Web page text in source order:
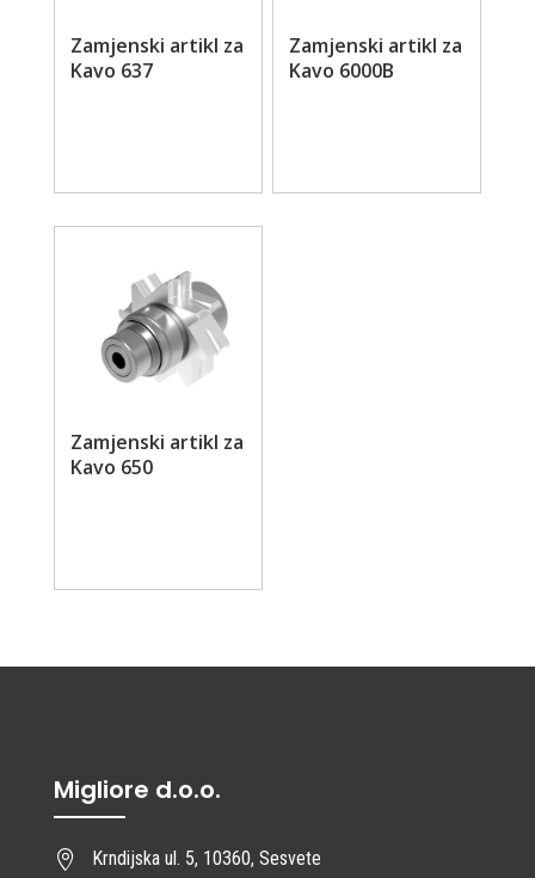
Zamjenski artikl za
Kavo 637
Zamjenski artikl za
Kavo 6000B
Zamjenski artikl za
Kavo 650
Migliore d.o.o.

Krndijska ul. 5, 10360, Sesvete